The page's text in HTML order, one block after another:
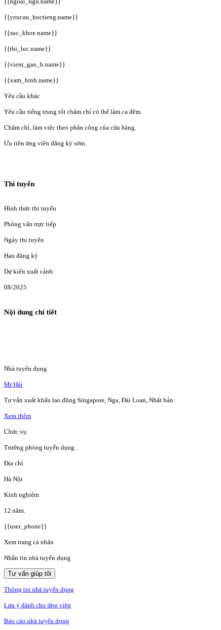
{{yeucau_hoctieng.name}}
{{suc_khoe.name}}
{{thi_luc.name}}
{{viem_gan_b.name}}
{{xam_hinh.name}}
Yêu cầu khác
Yêu cầu tiếng trung tốt chăm chỉ có thể làm ca đêm.
Chăm chỉ, làm việc theo phân công của cửa hàng.
Ưu tiên ứng viên đăng ký sớm.
Thi tuyển
Hình thức thi tuyển
Phỏng vấn trực tiếp
Ngày thi tuyển
Hạn đăng ký
Dự kiến xuất cảnh
08/2025
Nội dung chi tiết
Nhà tuyển dụng
Mr Hải
Tư vấn xuất khẩu lao động Singapore, Nga, Đài Loan, Nhật bản.
Xem thêm
Chức vụ
Trưởng phòng tuyển dụng
Địa chỉ
Hà Nội
Kinh nghiệm
12 năm.
{{user_phone}}
Xem trang cá nhân
Nhắn tin nhà tuyển dụng
Tư vấn giúp tôi
Thông tin nhà tuyển dụng
Lưu ý dành cho ứng viên
Báo cáo nhà tuyển dụng